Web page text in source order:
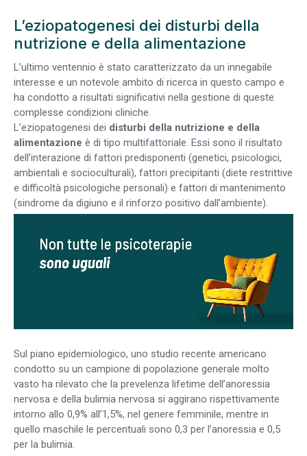
L’eziopatogenesi dei disturbi della
nutrizione e della alimentazione
L’ultimo ventennio è stato caratterizzato da un innegabile
interesse e un notevole ambito di ricerca in questo campo e
ha condotto a risultati significativi nella gestione di queste
complesse condizioni cliniche.
L’eziopatogenesi dei disturbi della nutrizione e della
alimentazione è di tipo multifattoriale. Essi sono il risultato
dell’interazione di fattori predisponenti (genetici, psicologici,
ambientali e socioculturali), fattori precipitanti (diete restrittive
e difficoltà psicologiche personali) e fattori di mantenimento
(sindrome da digiuno e il rinforzo positivo dall’ambiente).
Sul piano epidemiologico, uno studio recente americano
condotto su un campione di popolazione generale molto
vasto ha rilevato che la prevelenza lifetime dell’anoressia
nervosa e della bulimia nervosa si aggirano rispettivamente
intorno allo 0,9% all’1,5%, nel genere femminile, mentre in
quello maschile le percentuali sono 0,3 per l’anoressia e 0,5
per la bulimia.